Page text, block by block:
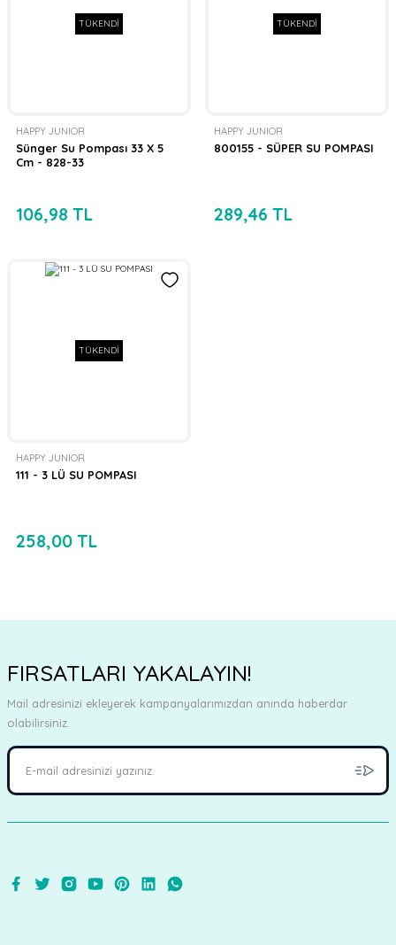
TÜKENDİ
HAPPY JUNIOR
Sünger Su Pompası 33 X 5
Cm - 828-33
106,98 TL
TÜKENDİ
HAPPY JUNIOR
800155 - SÜPER SU POMPASI
289,46 TL
TÜKENDİ
HAPPY JUNIOR
111 - 3 LÜ SU POMPASI
258,00 TL
FIRSATLARI YAKALAYIN!
Mail adresinizi ekleyerek kampanyalarımızdan anında haberdar
olabilirsiniz.